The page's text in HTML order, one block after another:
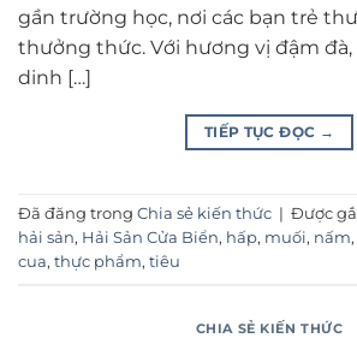
gần trường học, nơi các bạn trẻ
thưởng thức. Với hương vị đậm đà,
dinh […]
TIẾP TỤC ĐỌC →
Đã đăng trong Chia sẻ kiến thức | Được
hải sản, Hải Sản Cửa Biển, hấp, muối, nấm,
cua, thực phẩm, tiêu
CHIA SẺ KIẾN THỨC